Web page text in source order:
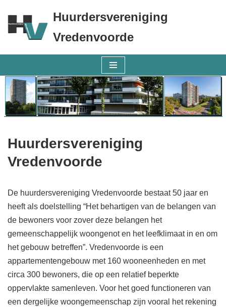
Ga
de
Huurdersvereniging
Vredenvoorde
Huurdersvereniging
Vredenvoorde
De huurdersvereniging Vredenvoorde bestaat 50 jaar en
heeft als doelstelling “Het behartigen van de belangen van
de bewoners voor zover deze belangen het
gemeenschappelijk woongenot en het leefklimaat in en om
het gebouw betreffen”. Vredenvoorde is een
appartementengebouw met 160 wooneenheden en met
circa 300 bewoners, die op een relatief beperkte
oppervlakte samenleven. Voor het goed functioneren van
een dergelijke woongemeenschap zijn vooral het rekening